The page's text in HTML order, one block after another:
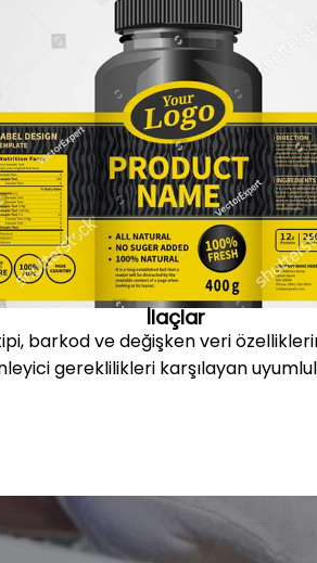
İlaçlar
barkod ve değişken veri
gereklilikleri karşılayan